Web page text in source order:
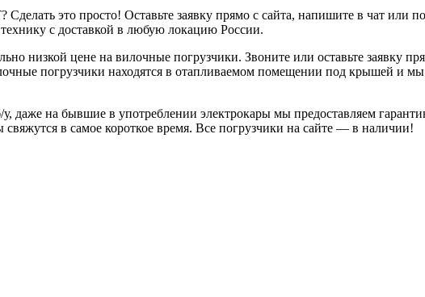
это просто! Оставьте заявку прямо с сайта, напишите в чат или
с доставкой в любую локацию России.
низкой цене на вилочные погрузчики. Звоните или оставьте заявку
погрузчики находятся в отапливаемом помещении под крышей и
даже на бывшие в употреблении электрокары мы предоставляем
в самое короткое время. Все погрузчики на сайте — в наличии!